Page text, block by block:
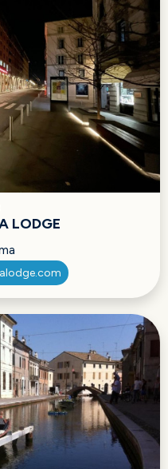
LODGE